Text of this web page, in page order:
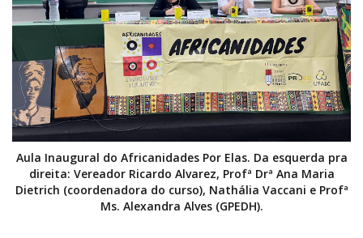
Aula Inaugural do Africanidades Por Elas. Da esquerda pra
direita: Vereador Ricardo Alvarez, Profª Drª Ana Maria
Dietrich (coordenadora do curso), Nathália Vaccani e Profª
Ms. Alexandra Alves (GPEDH).